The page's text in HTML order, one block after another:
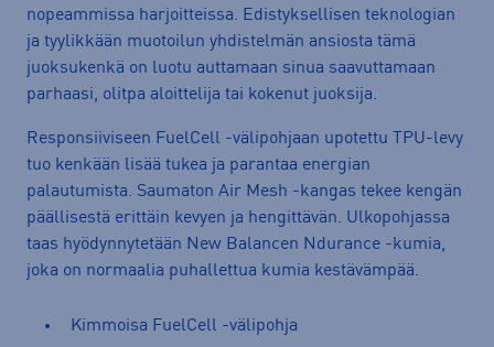
nopeammissa harjoitteissa. Edistyksellisen teknologian
ja tyylikkään muotoilun yhdistelmän ansiosta tämä
juoksukenkä on luotu auttamaan sinua saavuttamaan
parhaasi, olitpa aloittelija tai kokenut juoksija.
Responsiiviseen FuelCell -välipohjaan upotettu TPU-levy
tuo kenkään lisää tukea ja parantaa energian
palautumista. Saumaton Air Mesh -kangas tekee kengän
päällisestä erittäin kevyen ja hengittävän. Ulkopohjassa
taas hyödynnytetään New Balancen Ndurance -kumia,
joka on normaalia puhallettua kumia kestävämpää.
Kimmoisa FuelCell -välipohja